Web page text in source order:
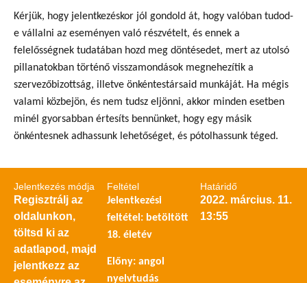
Kérjük, hogy jelentkezéskor jól gondold át, hogy valóban tudod-
e vállalni az eseményen való részvételt, és ennek a
felelősségnek tudatában hozd meg döntésedet, mert az utolsó
pillanatokban történő visszamondások megnehezítik a
szervezőbizottság, illetve önkéntestársaid munkáját. Ha mégis
valami közbejön, és nem tudsz eljönni, akkor minden esetben
minél gyorsabban értesíts bennünket, hogy egy másik
önkéntesnek adhassunk lehetőséget, és pótolhassunk téged.
Jelentkezés módja
Regisztrálj az
oldalunkon,
töltsd ki az
adatlapod, majd
jelentkezz az
Feltétel
Jelentkezési
feltétel: betöltött
18. életév
Előny: angol
nyelvtudás
Határidő
2022. március. 11.
13:55